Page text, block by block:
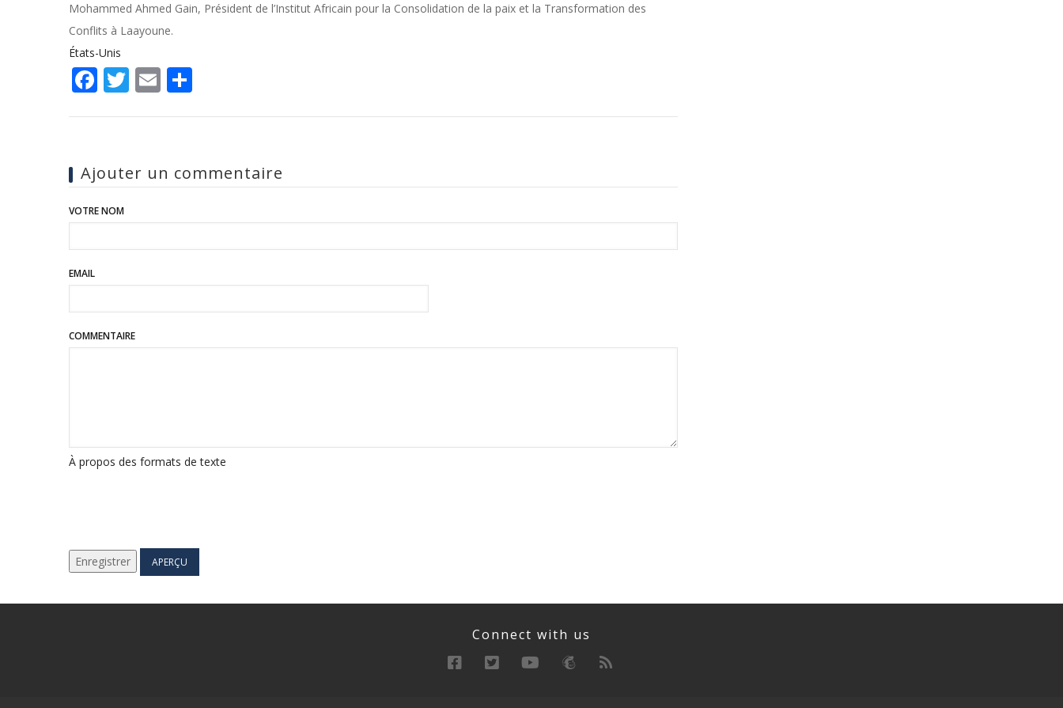
Mohammed Ahmed Gain, Président de l’Institut Africain pour la Consolidation de la paix et la Transformation des
Conflits à Laayoune.
États-Unis
Facebook
Twitter
Email
Ajouter un commentaire
VOTRE NOM
EMAIL
COMMENTAIRE
À propos des formats de texte
Connect with us